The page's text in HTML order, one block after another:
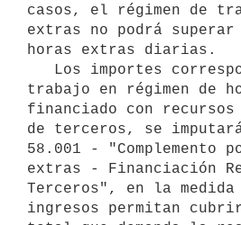
casos, el régimen de
extras no podrá
horas extras diarias.
trabajo en régimen de
financiado con recursos
de terceros, se
58.001 - "Complemento
extras - Financiación
Terceros", en la medida
ingresos permitan